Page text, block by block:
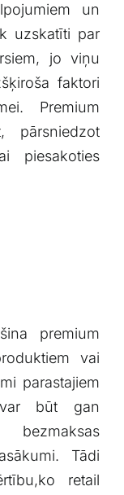
‍un
uzskatīti ‍par
jo viņu
faktori
Premium
pārsniedzot
piesakoties
premium‌
vai
parastajiem
var būt gan
Tādi
retail